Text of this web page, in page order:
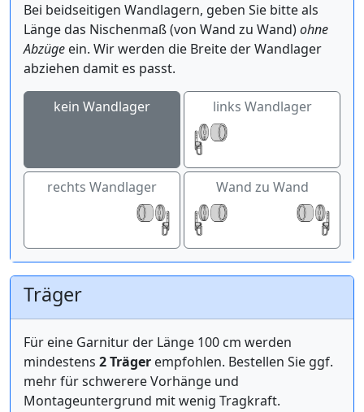
Bei beidseitigen Wandlagern, geben Sie bitte als
Länge das Nischenmaß (von Wand zu Wand)ohne
Abzüge ein. Wir werden die Breite der Wandlager
abziehen damit es passt.
kein Wandlager links Wandlager
rechts Wandlager Wand zu Wand
Träger
Für eine Garnitur der Länge 100 cm werden
mindestens 2 Träger empfohlen. Bestellen Sie ggf.
mehr für schwerere Vorhänge und
Montageuntergrund mit wenig Tragkraft.